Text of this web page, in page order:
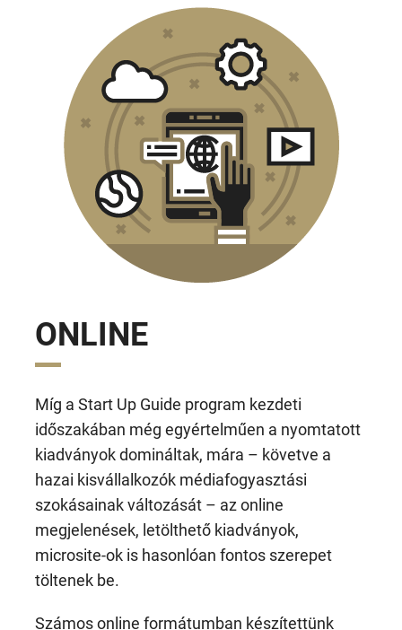
ONLINE
Míg a Start Up Guide program kezdeti
időszakában még egyértelműen a nyomtatott
kiadványok domináltak, mára – követve a
hazai kisvállalkozók médiafogyasztási
szokásainak változását – az online
megjelenések, letölthető kiadványok,
microsite-ok is hasonlóan fontos szerepet
töltenek be.
Számos online formátumban készítettünk